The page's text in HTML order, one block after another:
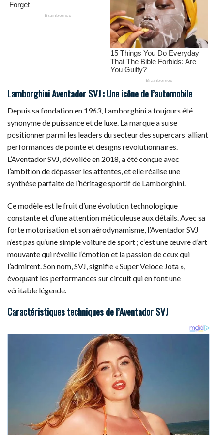
Lamborghini Aventador SVJ : Une icône de l’automobile
Depuis sa fondation en 1963, Lamborghini a toujours été
synonyme de puissance et de luxe. La marque a su se
positionner parmi les leaders du secteur des supercars, alliant
performances de pointe et designs révolutionnaires.
L’Aventador SVJ, dévoilée en 2018, a été conçue avec
l’ambition de dépasser les attentes, et elle réalise une
synthèse parfaite de l’héritage sportif de Lamborghini.
Ce modèle est le fruit d’une évolution technologique
constante et d’une attention méticuleuse aux détails. Avec sa
forte motorisation et son aérodynamisme, l’Aventador SVJ
n’est pas qu’une simple voiture de sport ; c’est une œuvre d’art
mouvante qui réveille l’émotion et la passion de ceux qui
l’admirent. Son nom, SVJ, signifie « Super Veloce Jota »,
évoquant les performances sur circuit qui en font une
véritable légende.
Caractéristiques techniques de l’Aventador SVJ